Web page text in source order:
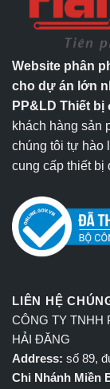
Website phân
cho dự án lớn
PP&LD Thiết
khách hàng sản
chúng tôi tự hào
cung cấp thiết bị
LIÊN HỆ
CÔNG TY TNHH
HẢI ĐĂNG
Address: số 89,
Chi Nhánh Miền